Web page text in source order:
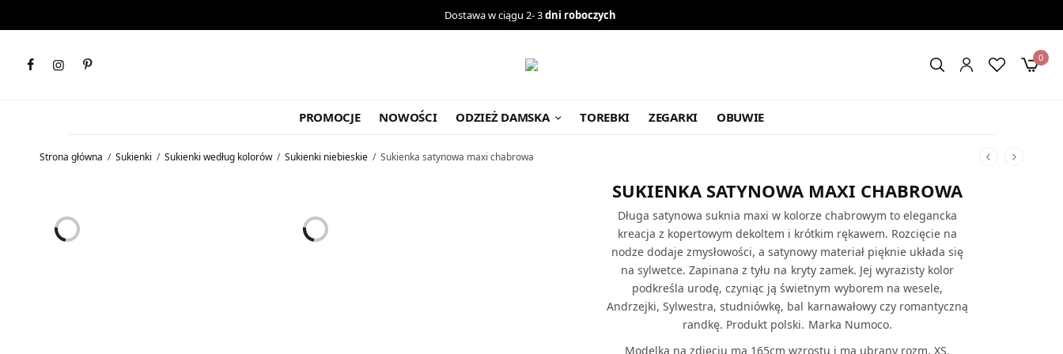
Dostawa w ciągu 2- 3dni roboczych
0
PROMOCJE NOWOŚCI ODZIEŻ DAMSKA TOREBKI ZEGARKI OBUWIE
Strona główna / Sukienki / Sukienki według kolorów / Sukienki niebieskie / Sukienka satynowa maxi chabrowa
SUKIENKA SATYNOWA MAXI CHABROWA
Długa satynowa suknia maxi w kolorze chabrowym to elegancka
kreacja z kopertowym dekoltem i krótkim rękawem. Rozcięcie na
nodze dodaje zmysłowości, a satynowy materiał pięknie układa się
na sylwetce. Zapinana z tyłu na kryty zamek. Jej wyrazisty kolor
podkreśla urodę, czyniąc ją świetnym wyborem na wesele,
Andrzejki, Sylwestra, studniówkę, bal karnawałowy czy romantyczną
randkę. Produkt polski. Marka Numoco.
Modelka na zdjęciu ma 165cm wzrostu i ma ubrany rozm. XS.